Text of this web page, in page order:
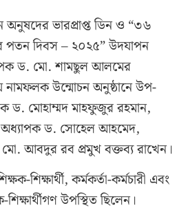
অনুষদের ভারপ্রাপ্ত ডিন ও “৩৬
পতন দিবস – ২০২৫” উদযাপন
ড. মো. শামছুল আলমের
নামফলক উন্মোচন অনুষ্ঠানে উপ-
ড. মোহাম্মদ মাহফুজুর রহমান,
অধ্যাপক ড. সোহেল আহমেদ,
আবদুর রব প্রমুখ বক্তব্য রাখেন।
শিক্ষার্থী, কর্মকর্তা-কর্মচারী এবং
উপস্থিত ছিলেন।